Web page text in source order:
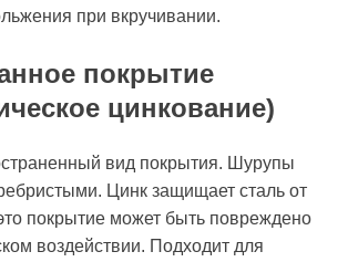
при вкручивании.
покрытие
цинкование)
вид покрытия. Шурупы
Цинк защищает сталь от
покрытие может быть повреждено
воздействии. Подходит для